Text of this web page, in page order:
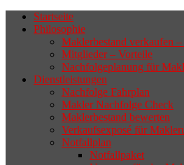
Wenn sich der Makler
zurückziehen möchte,
geeigneten Nachfolger
selten die
Startseite
Philosophie
Maklerbestand verkaufen
Mitglieder – Vorteile
Nachfolgeplanung für
Dienstleistungen
Nachfolge Fahrplan
Makler Nachfolge Check
Maklerbestand bewerten
Verkaufsexposé für
Notfallplan
Notfallpaket